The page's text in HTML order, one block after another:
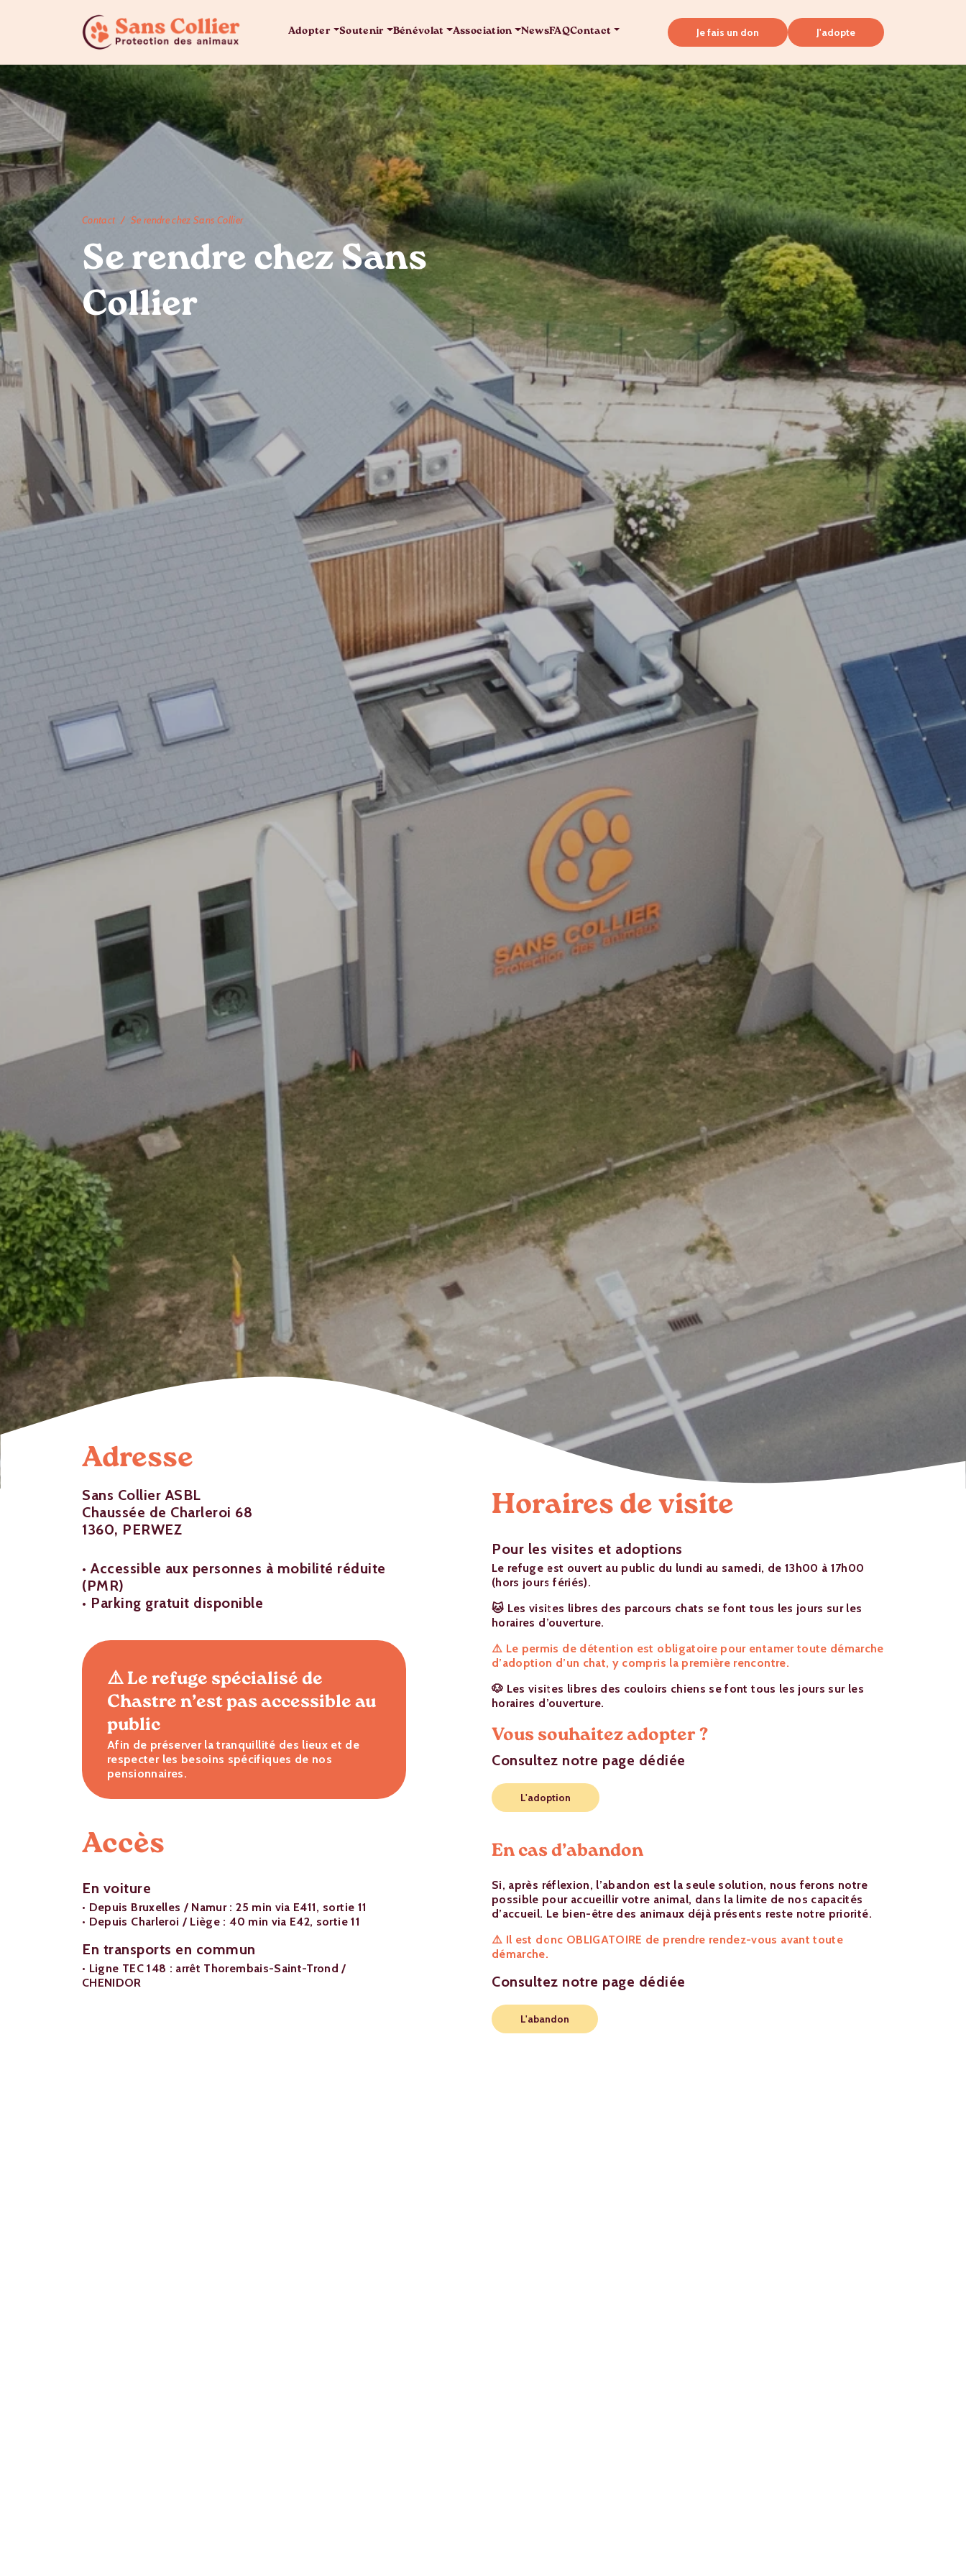
Adopter Soutenir Bénévolat Association NewsFAQContact Je fais un don J'adopte
Contact Se rendre chez Sans Collier
Se rendre chez Sans
Collier
Adresse
Sans Collier ASBL
Chaussée de Charleroi 68
1360, PERWEZ
• Accessible aux personnes à mobilité réduite
(PMR)
• Parking gratuit disponible
⚠️ Le refuge spécialisé de
Chastre n’est pas accessible au
public
Afin de préserver la tranquillité des lieux et de
respecter les besoins spécifiques de nos
pensionnaires.
Accès
En voiture
• Depuis Bruxelles / Namur : 25 min via E411, sortie 11
• Depuis Charleroi / Liège : 40 min via E42, sortie 11
En transports en commun
• Ligne TEC 148 : arrêt Thorembais-Saint-Trond /
CHENIDOR
Horaires de visite
Pour les visites et adoptions
Le refuge est ouvert au public du lundi au samedi, de 13h00 à 17h00
(hors jours fériés).
🐱 Les visites libres des parcours chats se font tous les jours sur les
horaires d’ouverture.
⚠️ Le permis de détention est obligatoire pour entamer toute démarche
d’adoption d’un chat, y compris la première rencontre.
🐶 Les visites libres des couloirs chiens se font tous les jours sur les
horaires d’ouverture.
Vous souhaitez adopter ?
Consultez notre page dédiée
L'adoption
En cas d’abandon
Si, après réflexion, l’abandon est la seule solution, nous ferons notre
possible pour accueillir votre animal, dans la limite de nos capacités
d’accueil. Le bien-être des animaux déjà présents reste notre priorité.
⚠️ Il est donc OBLIGATOIRE de prendre rendez-vous avant toute
démarche.
Consultez notre page dédiée
L'abandon